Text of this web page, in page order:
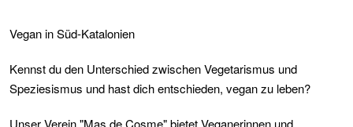
Vegan in Süd-Katalonien
Kennst du den Unterschied zwischen Vegetarismus und
Speziesismus und hast dich entschieden, vegan zu leben?
Unser Verein "Mas de Cosme" bietet Veganerinnen und